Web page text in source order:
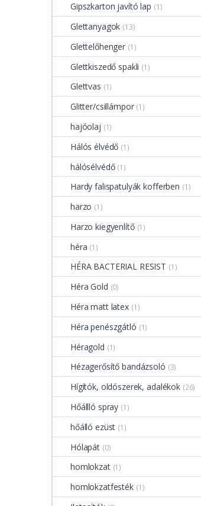
Gipszkarton javító lap (1)
Glettanyagok (13)
Glettelőhenger (1)
Glettkiszedő spakli (1)
Glettvas (1)
Glitter/csillámpor (1)
hajóolaj (1)
Hálós élvédő (1)
hálósélvédő (1)
Hardy falispatulyák kofferben (1)
harzo (1)
Harzo kiegyenlítő (1)
héra (1)
HÉRA BACTERIAL RESIST (1)
Héra Gold (0)
Héra matt latex (1)
Héra penészgátló (1)
Héragold (1)
Hézagerősítő bandázsoló (3)
Hígítók, oldószerek, adalékok (26)
Hőállló spray (1)
hőálló ezüst (1)
Hólapát (0)
homlokzat (1)
homlokzatfesték (1)